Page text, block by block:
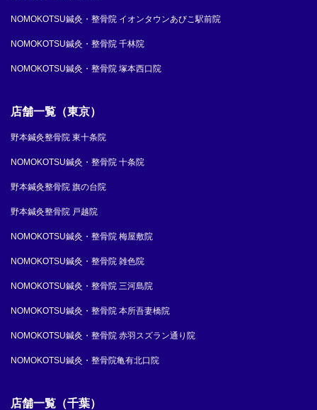
NOMOKOTSU鍼灸・整骨院 イオンタウンあびこ駅前院
NOMOKOTSU鍼灸・整骨院 千林院
NOMOKOTSU鍼灸・整骨院 塚本西口院
店舗一覧（東京）
野本鍼灸整骨院 東十条院
NOMOKOTSU鍼灸・整骨院 十条院
野本鍼灸整骨院 旗の台院
野本鍼灸整骨院 戸越院
NOMOKOTSU鍼灸・整骨院 梅屋敷院
NOMOKOTSU鍼灸・整骨院 雑色院
NOMOKOTSU鍼灸・整骨院 三河島院
NOMOKOTSU鍼灸・整骨院 本所吾妻橋院
NOMOKOTSU鍼灸・整骨院 赤羽スズラン通り院
NOMOKOTSU鍼灸・整骨院亀有北口院
店舗一覧（千葉）